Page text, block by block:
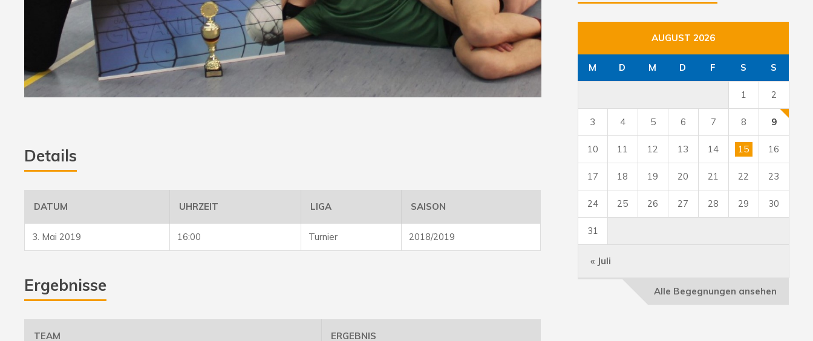
Details
DATUM UHRZEIT LIGA SAISON
3. Mai 2019 16:00 Turnier 2018/2019
Ergebnisse
TEAM ERGEBNIS
AUGUST 2026
M D M D F S S
« Juli
1 2
3 4 5 6 7 8 9
10 11 12 13 14 15 16
17 18 19 20 21 22 23
24 25 26 27 28 29 30
31
Alle Begegnungen ansehen